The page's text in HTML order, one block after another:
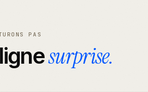
PAS
surprise.